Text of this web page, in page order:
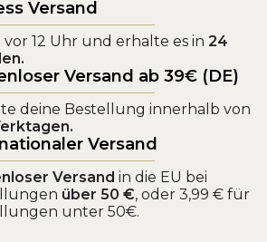
Versand
vor 12 Uhr und erhalte es in 24
Versand ab 39€ (DE)
deine Bestellung innerhalb von
Versand
Versand in die EU bei
über 50 €, oder 3,99 € für
unter 50€.